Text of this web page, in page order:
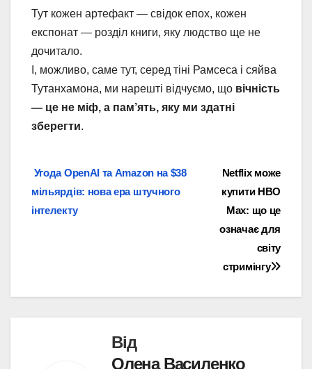
Тут кожен артефакт — свідок епох, кожен
експонат — розділ книги, яку людство ще не
дочитало.
І, можливо, саме тут, серед тіні Рамсеса і сяйва
Тутанхамона, ми нарешті відчуємо, що вічність
— це не міф, а пам’ять, яку ми здатні
зберегти.
Навігація
записів
Netflix може
купити HBO
Max: що це
означає для
світу
стримінгу
Угода OpenAI та Amazon на $38
мільярдів: нова ера штучного
інтелекту
Від
Олена Василенко